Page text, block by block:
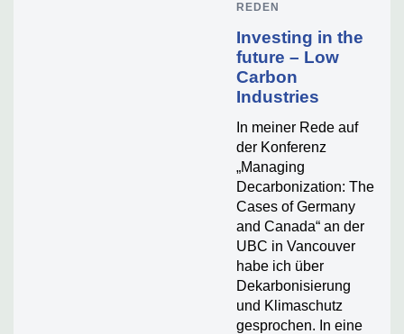
REDEN
Investing in the
future – Low
Carbon
Industries
In meiner Rede auf
der Konferenz
„Managing
Decarbonization: The
Cases of Germany
and Canada“ an der
UBC in Vancouver
habe ich über
Dekarbonisierung
und Klimaschutz
gesprochen. In eine